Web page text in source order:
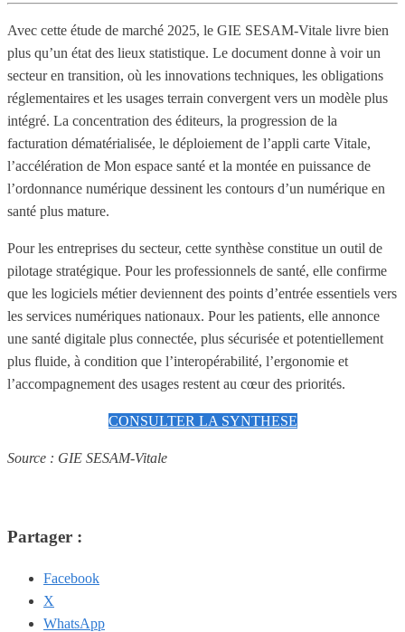
Avec cette étude de marché 2025, le GIE SESAM-Vitale livre bien
plus qu’un état des lieux statistique. Le document donne à voir un
secteur en transition, où les innovations techniques, les obligations
réglementaires et les usages terrain convergent vers un modèle plus
intégré. La concentration des éditeurs, la progression de la
facturation dématérialisée, le déploiement de l’appli carte Vitale,
l’accélération de Mon espace santé et la montée en puissance de
l’ordonnance numérique dessinent les contours d’un numérique en
santé plus mature.
Pour les entreprises du secteur, cette synthèse constitue un outil de
pilotage stratégique. Pour les professionnels de santé, elle confirme
que les logiciels métier deviennent des points d’entrée essentiels vers
les services numériques nationaux. Pour les patients, elle annonce
une santé digitale plus connectée, plus sécurisée et potentiellement
plus fluide, à condition que l’interopérabilité, l’ergonomie et
l’accompagnement des usages restent au cœur des priorités.
CONSULTER LA SYNTHESE
Source : GIE SESAM-Vitale
Partager :
Facebook
X
WhatsApp